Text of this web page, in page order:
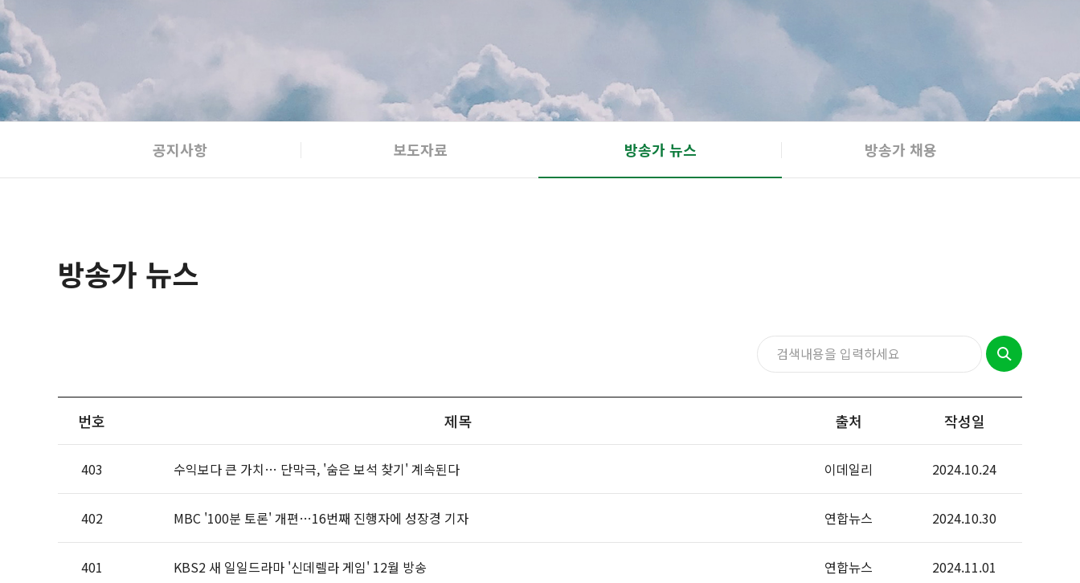
공지사항 보도자료 방송가 뉴스 방송가 채용
방송가 뉴스
번호 제목 출처 작성일
403 수익보다 큰 가치… 단막극, '숨은 보석 찾기' 계속된다 이데일리 2024.10.24
402 MBC '100분 토론' 개편…16번째 진행자에 성장경 기자 연합뉴스 2024.10.30
401 KBS2 새 일일드라마 '신데렐라 게임' 12월 방송 연합뉴스 2024.11.01